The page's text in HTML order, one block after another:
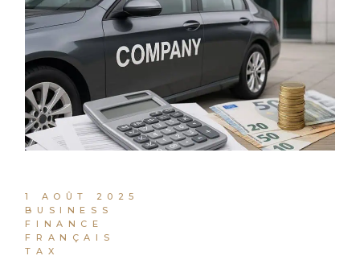
1 AOÛT 2025
BUSINESS
FINANCE
FRANÇAIS
TAX